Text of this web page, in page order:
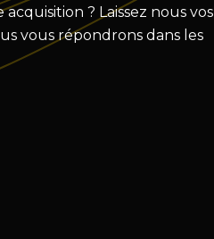
? Laissez nous vos
vous répondrons dans les